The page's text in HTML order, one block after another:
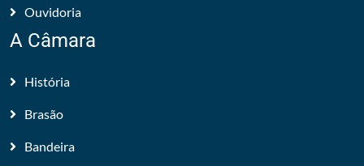
Ouvidoria
A Câmara
História
Brasão
Bandeira